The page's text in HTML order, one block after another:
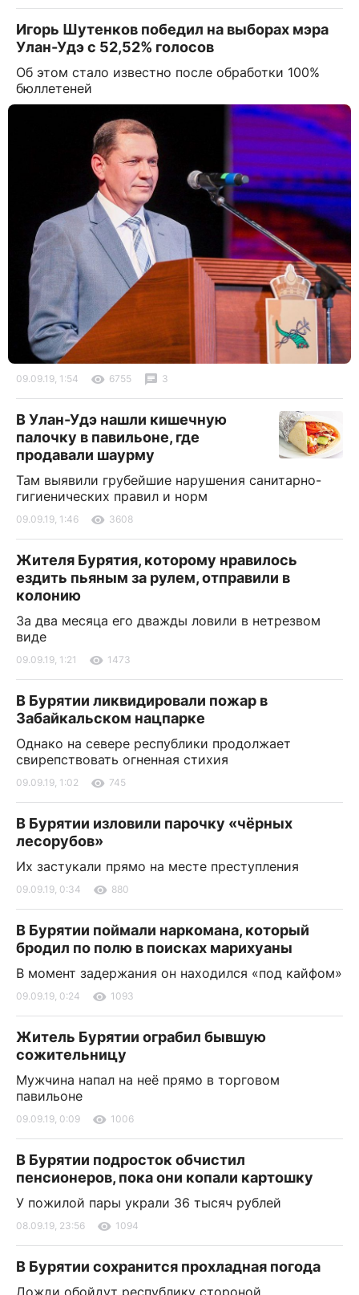
Игорь Шутенков победил на выборах мэра
Улан-Удэ с 52,52% голосов
Об этом стало известно после обработки 100%
бюллетеней
09.09.19, 1:54 6755 3
В Улан-Удэ нашли кишечную
палочку в павильоне, где
продавали шаурму
Там выявили грубейшие нарушения санитарно-
гигиенических правил и норм
09.09.19, 1:46 3608
Жителя Бурятия, которому нравилось
ездить пьяным за рулем, отправили в
колонию
За два месяца его дважды ловили в нетрезвом
виде
09.09.19, 1:21 1473
В Бурятии ликвидировали пожар в
Забайкальском нацпарке
Однако на севере республики продолжает
свирепствовать огненная стихия
09.09.19, 1:02 745
В Бурятии изловили парочку «чёрных
лесорубов»
Их застукали прямо на месте преступления
09.09.19, 0:34 880
В Бурятии поймали наркомана, который
бродил по полю в поисках марихуаны
В момент задержания он находился «под кайфом»
09.09.19, 0:24 1093
Житель Бурятии ограбил бывшую
сожительницу
Мужчина напал на неё прямо в торговом
павильоне
09.09.19, 0:09 1006
В Бурятии подросток обчистил
пенсионеров, пока они копали картошку
У пожилой пары украли 36 тысяч рублей
08.09.19, 23:56 1094
В Бурятии сохранится прохладная погода